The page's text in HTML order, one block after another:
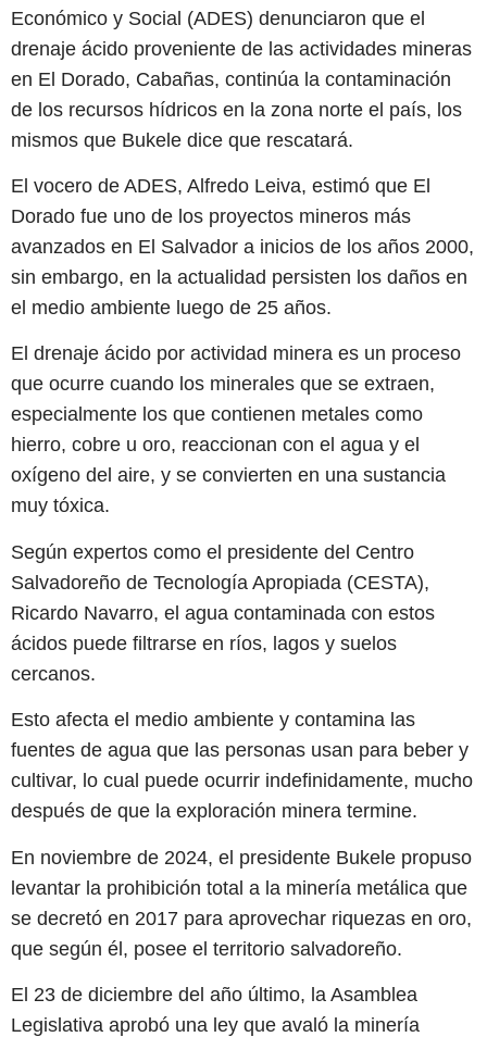
Económico y Social (ADES) denunciaron que el
drenaje ácido proveniente de las actividades mineras
en El Dorado, Cabañas, continúa la contaminación
de los recursos hídricos en la zona norte el país, los
mismos que Bukele dice que rescatará.
El vocero de ADES, Alfredo Leiva, estimó que El
Dorado fue uno de los proyectos mineros más
avanzados en El Salvador a inicios de los años 2000,
sin embargo, en la actualidad persisten los daños en
el medio ambiente luego de 25 años.
El drenaje ácido por actividad minera es un proceso
que ocurre cuando los minerales que se extraen,
especialmente los que contienen metales como
hierro, cobre u oro, reaccionan con el agua y el
oxígeno del aire, y se convierten en una sustancia
muy tóxica.
Según expertos como el presidente del Centro
Salvadoreño de Tecnología Apropiada (CESTA),
Ricardo Navarro, el agua contaminada con estos
ácidos puede filtrarse en ríos, lagos y suelos
cercanos.
Esto afecta el medio ambiente y contamina las
fuentes de agua que las personas usan para beber y
cultivar, lo cual puede ocurrir indefinidamente, mucho
después de que la exploración minera termine.
En noviembre de 2024, el presidente Bukele propuso
levantar la prohibición total a la minería metálica que
se decretó en 2017 para aprovechar riquezas en oro,
que según él, posee el territorio salvadoreño.
El 23 de diciembre del año último, la Asamblea
Legislativa aprobó una ley que avaló la minería